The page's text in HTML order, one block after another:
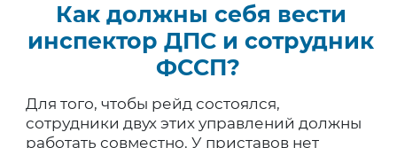
Как должны себя вести
инспектор ДПС и сотрудник
ФССП?
Для того, чтобы рейд состоялся,
сотрудники двух этих управлений должны
работать совместно. У приставов нет